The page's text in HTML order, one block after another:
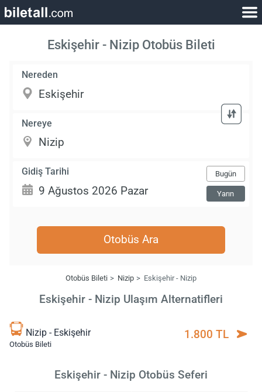
Eskişehir - Nizip Otobüs Bileti
Nereden
Nereye
Gidiş Tarihi Bugün
Yarın
Otobüs Ara
Otobüs Bileti Nizip Eskişehir - Nizip
Eskişehir - Nizip Ulaşım Alternatifleri
Nizip - Eskişehir
Otobüs Bileti
1.800 TL
Eskişehir - Nizip Otobüs Seferi